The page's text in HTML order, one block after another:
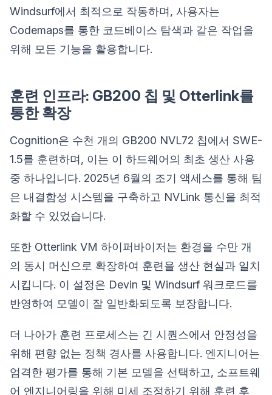
Windsurf에서 최적으로 작동하며, 사용자는
Codemaps를 통한 코드베이스 탐색과 같은 작업을
위해 모든 기능을 활용합니다.
훈련 인프라: GB200 칩 및 Otterlink를
통한 확장
Cognition은 수천 개의 GB200 NVL72 칩에서 SWE-
1.5를 훈련하며, 이는 이 하드웨어의 최초 생산 사용
중 하나입니다. 2025년 6월의 조기 액세스를 통해 팀
은 내결함성 시스템을 구축하고 NVLink 통신을 최적
화할 수 있었습니다.
또한 Otterlink VM 하이퍼바이저는 환경을 수만 개
의 동시 머신으로 확장하여 훈련을 생산 현실과 일치
시킵니다. 이 설정은 Devin 및 Windsurf 워크로드를
반영하여 모델이 잘 일반화되도록 보장합니다.
더 나아가 훈련 프로세스는 긴 시퀀스에서 안정성을
위해 편향 없는 정책 경사를 사용합니다. 엔지니어는
엄격한 평가를 통해 기본 모델을 선택하고, 소프트웨
어 엔지니어링을 위해 미세 조정하기 위해 훈련 후